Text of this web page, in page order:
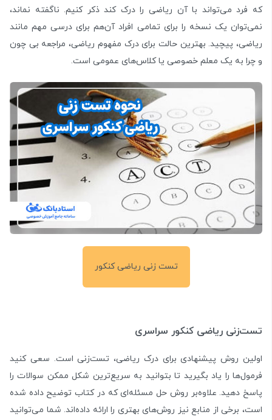
که فرد می‌تواند با آن ریاضی را درک کند ذکر کنیم. ناگفته نماند،
نمی‌توان یک نسخه را برای تمامی افراد آن‌هم برای درسی مهم مانند
ریاضی، پیچید. بهترین حالت برای درک مفهوم ریاضی، مراجعه بی چون
و چرا به یک معلم خصوصی یا کلاس‌های عمومی است.
تست زنی ریاضی کنکور
تست‌زنی ریاضی کنکور سراسری
اولین روش پیشنهادی برای درک ریاضی، تست‌زنی است. سعی کنید
فرمول‌ها را یاد بگیرید تا بتوانید به سریع‌ترین شکل ممکن سوالات را
پاسخ دهید. علاوه‌بر روش حل مسئله‌ای که در کتاب توضیح داده شده
است، برخی از منابع نیز روش‌های بهتری را ارائه داده‌اند. شما می‌توانید